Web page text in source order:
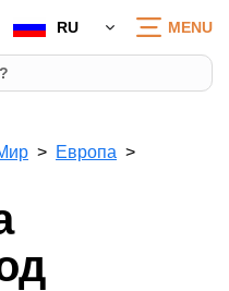
RU MENU
Европа